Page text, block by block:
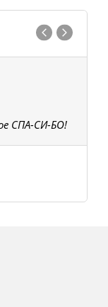
СПА-СИ-БО!